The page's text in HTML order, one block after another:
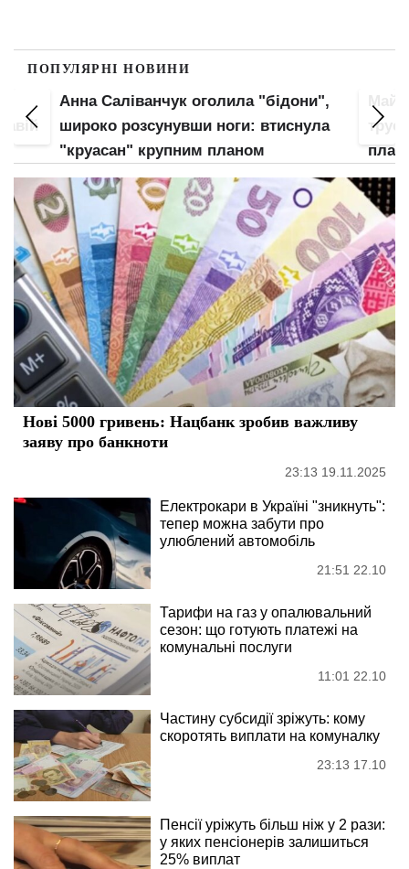
ПОПУЛЯРНІ НОВИНИ
Анна Саліванчук оголила "бідони",
широко розсунувши ноги: втиснула
"круасан" крупним планом
Нові 5000 гривень: Нацбанк зробив важливу
заяву про банкноти
23:13 19.11.2025
Електрокари в Україні "зникнуть":
тепер можна забути про
улюблений автомобіль
21:51 22.10
Тарифи на газ у опалювальний
сезон: що готують платежі на
комунальні послуги
11:01 22.10
Частину субсидії зріжуть: кому
скоротять виплати на комуналку
23:13 17.10
Пенсії уріжуть більш ніж у 2 рази:
у яких пенсіонерів залишиться
25% виплат